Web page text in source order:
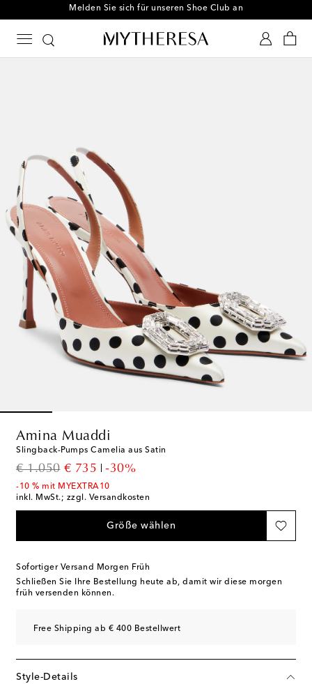
Melden Sie sich für unseren Shoe Club an
Amina Muaddi
Slingback-Pumps Camelia aus Satin
€ 1.050
original price
€ 735
discount price
-30%
-10 % mit MYEXTRA10
inkl. MwSt.; zzgl. Versandkosten
Größe wählen
Sofortiger Versand Morgen Früh
Schließen Sie Ihre Bestellung heute ab, damit wir diese morgen
früh versenden können.
Free Shipping ab € 400 Bestellwert
Style-Details